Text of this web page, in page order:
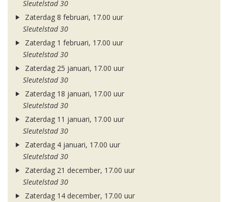
Sleutelstad 30
Zaterdag 8 februari, 17.00 uur
Sleutelstad 30
Zaterdag 1 februari, 17.00 uur
Sleutelstad 30
Zaterdag 25 januari, 17.00 uur
Sleutelstad 30
Zaterdag 18 januari, 17.00 uur
Sleutelstad 30
Zaterdag 11 januari, 17.00 uur
Sleutelstad 30
Zaterdag 4 januari, 17.00 uur
Sleutelstad 30
Zaterdag 21 december, 17.00 uur
Sleutelstad 30
Zaterdag 14 december, 17.00 uur